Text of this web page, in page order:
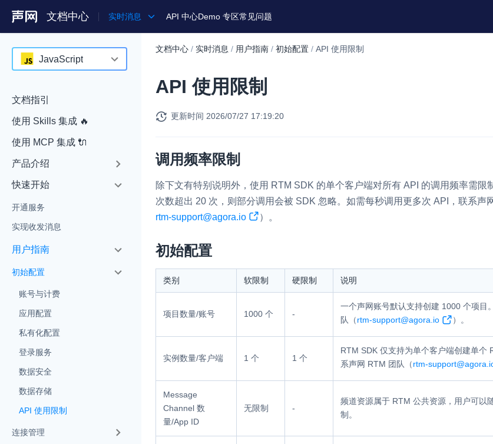
文档中心 实时消息
产品
通用文档
Legacy 文档
对话式 AI 引擎 NEW HOT
真、自然流畅的实时语音对话
实现智能硬件和微信小程
视频互通
联动回调和业务处置流程
云市场
一站式实时互动模块的选型
打通
拓展 SDK 能力，打造更具
API 中心Demo 专区常见问题
JavaScript
Java
Unity
Flutter
文档指引
使用 Skills 集成 🔥
使用 MCP 集成 🔌
产品介绍
快速开始
开通服务
实现收发消息
用户指南
初始配置
账号与计费
应用配置
私有化配置
登录服务
数据安全
数据存储
API 使用限制
连接管理
文档中心 / 实时消息 / 用户指南 / 初始配置 / API 使用限制
API 使用限制
更新时间 2026/07/27 17:19:20
调用频率限制
除下文有特别说明外，使用 RTM SDK 的单个客户端对所有 API 的调用频率需限
次数超出 20 次，则部分调用会被 SDK 忽略。如需每秒调用更多次 API，联系声
rtm-support@agora.io
）。
初始配置
类别 软限制 硬限制 说明
项目数量/账号 1000 个 -
一个声网账号默认支持创建 1000 个项目
队（rtm-support@agora.io ）。
实例数量/客户端 1 个 1 个
RTM SDK 仅支持为单个客户端创建单个
系声网 RTM 团队（rtm-
Message
Channel 数
量/App ID
无限制 -
频道资源属于 RTM 公共资源，用户可以
制。